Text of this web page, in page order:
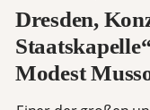
Dresden,
Modest